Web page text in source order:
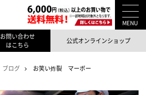
MENU
お問い合わせ
はこちら
公式オンラインショップ
ブログ お笑い炸裂 マーボー